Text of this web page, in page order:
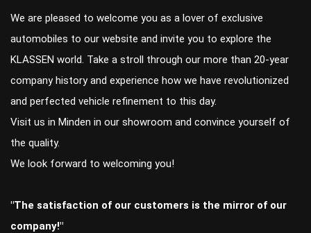
We are pleased to welcome you as a lover of exclusive
automobiles to our website and invite you to explore the
KLASSEN world. Take a stroll through our more than 20-year
company history and experience how we have revolutionized
and perfected vehicle refinement to this day.
Visit us in Minden in our showroom and convince yourself of
the quality.
We look forward to welcoming you!
"The satisfaction of our customers is the mirror of our
company!"